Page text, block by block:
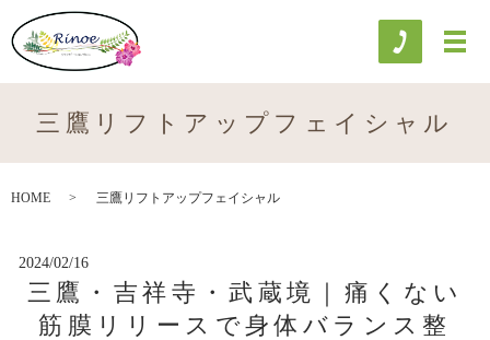
三鷹リフトアップフェイシャル
HOME 三鷹リフトアップフェイシャル
2024/02/16
三鷹・吉祥寺・武蔵境｜痛くない
筋膜リリースで身体バランス整